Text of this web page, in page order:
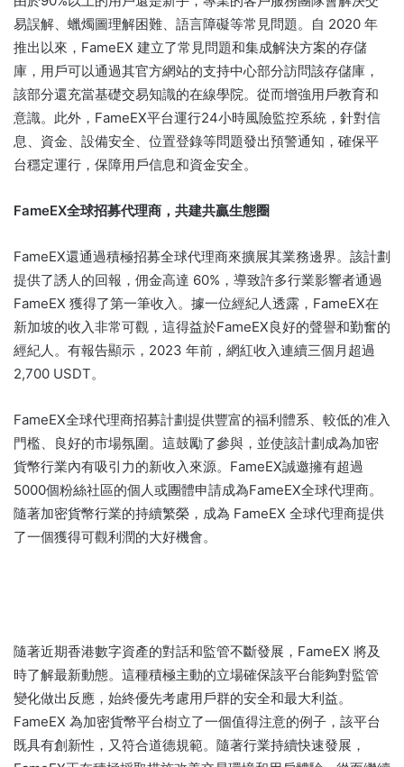
易誤解、蠟燭圖理解困難、語言障礙等常見問題。
自 2020 年
推出以來，FameEX 建立了常見問題和集成解決方案的存儲
庫，用戶可以通過其官方網站的支持中心部分訪問該存儲庫，
該部分還充當基礎交易知識的在線學院。 從而增強用戶教育和
意識。 此外，FameEX平台運行24小時風險監控系統，針對信
息、資金、設備安全、位置登錄等問題發出預警通知，確保平
台穩定運行，保障用戶信息和資金安全。
FameEX全球招募代理商，共建共贏生態圈
FameEX還通過積極招募全球代理商來擴展其業務邊界。 該計劃
提供了誘人的回報，佣金高達 60%，導致許多行業影響者通過
FameEX 獲得了第一筆收入。 據一位經紀人透露，FameEX在
新加坡的收入非常可觀，這得益於FameEX良好的聲譽和勤奮的
經紀人。 有報告顯示，2023 年前，網紅收入連續三個月超過
2,700 USDT。
FameEX全球代理商招募計劃提供豐富的福利體系、較低的准入
門檻、良好的市場氛圍。 這鼓勵了參與，並使該計劃成為加密
貨幣行業內有吸引力的新收入來源。 FameEX誠邀擁有超過
5000個粉絲社區的個人或團體申請成為FameEX全球代理商。
隨著加密貨幣行業的持續繁榮，成為 FameEX 全球代理商提供
了一個獲得可觀利潤的大好機會。
隨著近期香港數字資產的對話和監管不斷發展，FameEX 將及
時了解最新動態。 這種積極主動的立場確保該平台能夠對監管
變化做出反應，始終優先考慮用戶群的安全和最大利益。
FameEX 為加密貨幣平台樹立了一個值得注意的例子，該平台
既具有創新性，又符合道德規範。 隨著行業持續快速發展，